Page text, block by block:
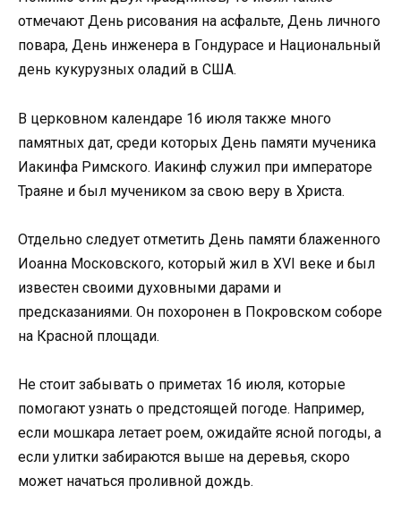
отмечают День рисования на асфальте, День личного
повара, День инженера в Гондурасе и Национальный
день кукурузных оладий в США.
В церковном календаре 16 июля также много
памятных дат, среди которых День памяти мученика
Иакинфа Римского. Иакинф служил при императоре
Траяне и был мучеником за свою веру в Христа.
Отдельно следует отметить День памяти блаженного
Иоанна Московского, который жил в XVI веке и был
известен своими духовными дарами и
предсказаниями. Он похоронен в Покровском соборе
на Красной площади.
Не стоит забывать о приметах 16 июля, которые
помогают узнать о предстоящей погоде. Например,
если мошкара летает роем, ожидайте ясной погоды, а
если улитки забираются выше на деревья, скоро
может начаться проливной дождь.